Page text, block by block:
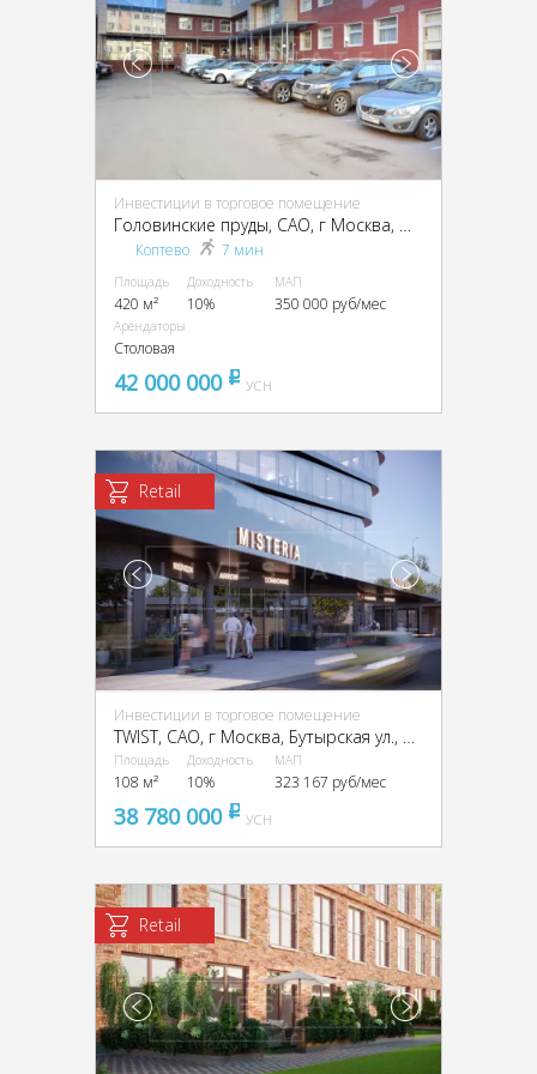
Инвестиции в торговое помещение
Головинские пруды, CАО, г Москва, Михалковская ул., 63Б, стр. 4
Коптево 7 мин
Площадь
420 м²
Доходность
10%
МАП
350 000 руб/мес
Арендаторы
Столовая
42 000 000 pуб
УСН
Retail
Инвестиции в торговое помещение
Площадь
108 м²
Доходность
10%
МАП
323 167 руб/мес
38 780 000 pуб
УСН
Retail